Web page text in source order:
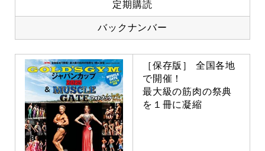
定期購読
バックナンバー
［保存版］ 全国各地
で開催！
最大級の筋肉の祭典
を１冊に凝縮